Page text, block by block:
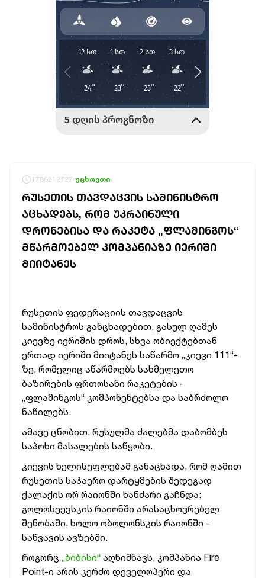
1786212727 უცხოეთი
ᲠᲣᲡᲔᲗᲘᲡ ᲗᲐᲕᲓᲐᲪᲕᲘᲡ ᲡᲐᲛᲘᲜᲘᲡᲢᲠᲝ
ᲐᲪᲮᲐᲓᲔᲑᲡ, ᲠᲝᲛ ᲣᲙᲠᲐᲘᲜᲣᲚᲘ
ᲓᲠᲝᲜᲔᲑᲘᲡᲐ ᲓᲐ ᲠᲐᲙᲔᲢᲐ „ᲤᲚᲐᲛᲘᲜᲒᲝᲡ“
ᲛᲬᲐᲠᲛᲝᲔᲑᲔᲚ ᲙᲝᲛᲞᲐᲜᲘᲐᲖᲔ ᲘᲔᲠᲘᲨᲘ
ᲛᲘᲘᲢᲐᲜᲔᲡ
რუსეთის ფედერაციის თავდაცვის
სამინისტროს განცხადებით, გასულ ღამეს
კიევზე იერიშის დროს, სხვა ობიექტებთან
ერთად იერიში მიიტანეს საწარმო „კიევი 111“-
ზე, რომელიც აწარმოებს სახმელეთო
ბაზირების ფრთოსანი რაკეტების -
„ფლამინგოს“ კომპონენტებსა და საბრძოლო
ნაწილებს.
ამავე ცნობით, რუსულმა ძალებმა დაბომბეს
საპოხი მასალების საწყობი.
კიევის ხელისუფლებამ განაცხადა, რომ ღამით
რუსეთის საჰაერო დარტყმების შედეგად
ქალაქის ორ რაიონში ხანძარი გაჩნდა:
გოლოსეევსკის რაიონში არასაცხოვრებელ
შენობაში, ხოლო ობოლონსკის რაიონში -
საწვავის ავზებში.
როგორც „ბიბისი“ აღნიშნავს, კომპანია Fire
Point-ი არის კერძო დეველოპერი და